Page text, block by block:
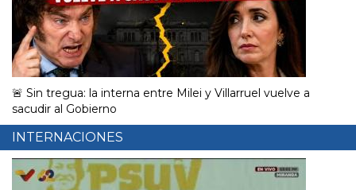
🚨 Sin tregua: la interna entre Milei y Villarruel vuelve a
sacudir al Gobierno
INTERNACIONES